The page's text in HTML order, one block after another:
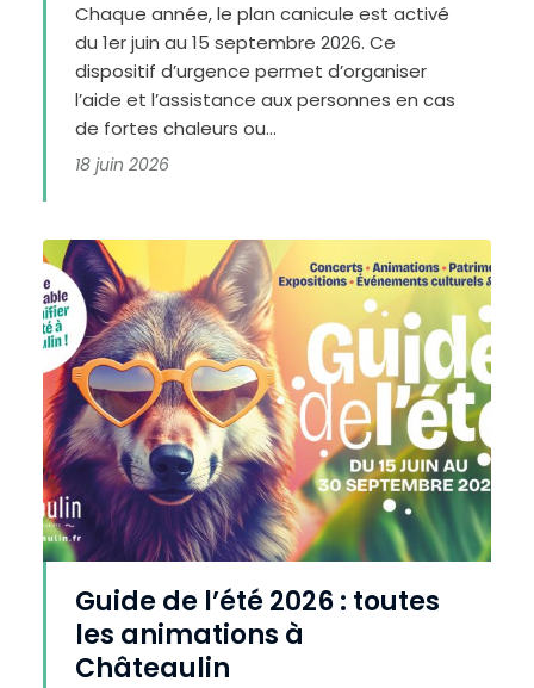
H
u
t
c
Chaque année, le plan canicule est activé
du 1er juin au 15 septembre 2026. Ce
dispositif d’urgence permet d’organiser
l’aide et l’assistance aux personnes en cas
de fortes chaleurs ou...
18 juin 2026
Guide de l’été 2026 : toutes
les animations à
Châteaulin